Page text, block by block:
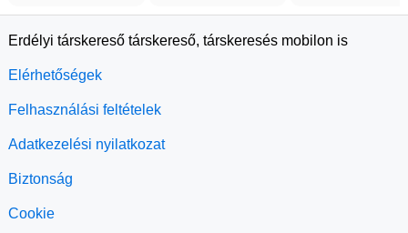
Erdélyi társkereső társkereső, társkeresés mobilon is
Elérhetőségek
Felhasználási feltételek
Adatkezelési nyilatkozat
Biztonság
Cookie